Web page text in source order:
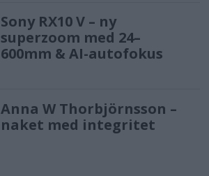
Sony RX10 V – ny
superzoom med 24–
600mm & AI-autofokus
Anna W Thorbjörnsson –
naket med integritet